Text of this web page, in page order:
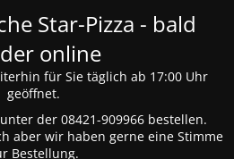
Star-Pizza - bald
online
für Sie täglich ab 17:00 Uhr
geöffnet.
der 08421-909966 bestellen.
aber wir haben gerne eine Stimme
Bestellung.